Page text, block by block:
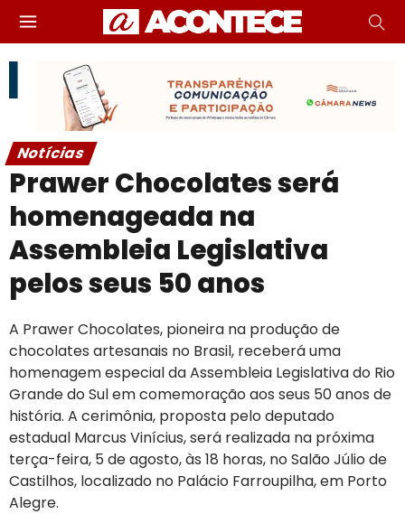
Notícias
Prawer Chocolates será
homenageada na
Assembleia Legislativa
pelos seus 50 anos
A Prawer Chocolates, pioneira na produção de
chocolates artesanais no Brasil, receberá uma
homenagem especial da Assembleia Legislativa do Rio
Grande do Sul em comemoração aos seus 50 anos de
história. A cerimônia, proposta pelo deputado
estadual Marcus Vinícius, será realizada na próxima
terça-feira, 5 de agosto, às 18 horas, no Salão Júlio de
Castilhos, localizado no Palácio Farroupilha, em Porto
Alegre.